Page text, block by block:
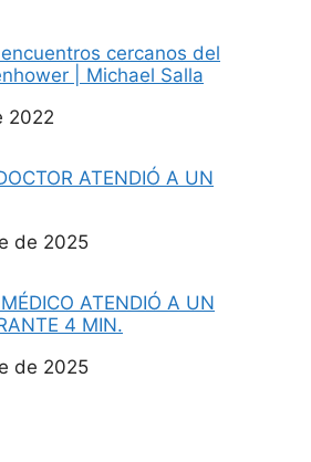
cercanos del
| Michael Salla
2022
ATENDIÓ A UN
de 2025
ATENDIÓ A UN
4 MIN.
de 2025